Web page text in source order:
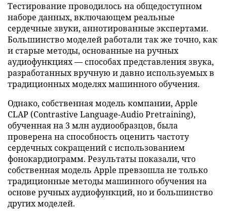
Тестирование проводилось на общедоступном
наборе данных, включающем реальные
сердечные звуки, аннотированные экспертами.
Большинство моделей работали так же точно, как
и старые методы, основанные на ручных
аудиофункциях — способах представления звука,
разработанных вручную и давно используемых в
традиционных моделях машинного обучения.
Однако, собственная модель компании, Apple
CLAP (Contrastive Language-Audio Pretraining),
обученная на 3 млн аудиообразцов, была
проверена на способность оценить частоту
сердечных сокращений с использованием
фонокардиограмм. Результаты показали, что
собственная модель Apple превзошла не только
традиционные методы машинного обучения на
основе ручных аудиофункций, но и большинство
других моделей.